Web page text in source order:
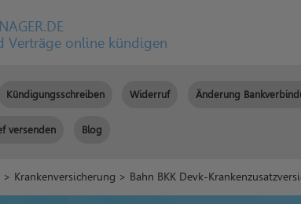
Verträge online kündigen
Kündigungsschreiben Widerruf Änderung
versenden Blog
> Krankenversicherung > Bahn BKK Devk-